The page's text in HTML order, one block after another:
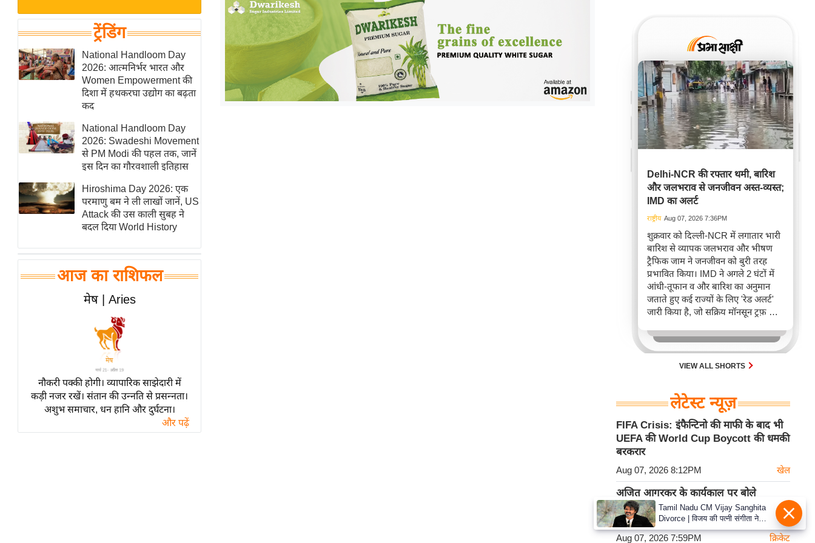
News
Hindi
Videos
खेल
क्रिकेट
IPL
2026
मिसाल बेमिसाल
शख्सियत
यंग इंडिया
साहित्य जगत
ऑटो वर्ल्ड
न्यूज ब्रीफ
बॉलीवुड
हॉलीवुड
फिल्म समीक्षा
लाइफस्टाइल
टेक्नॉलॉजी
ब्यूटी/फैशन
घरेलू नुस्खे
ट्रेंडिंग
National Handloom Day
2026: आत्मनिर्भर भारत और
Women Empowerment की
दिशा में हथकरघा उद्योग का बढ़ता
कद
National Handloom Day
2026: Swadeshi Movement
से PM Modi की पहल तक, जानें
इस दिन का गौरवशाली इतिहास
Hiroshima Day 2026: एक
परमाणु बम ने ली लाखों जानें, US
Attack की उस काली सुबह ने
बदल दिया World History
आज का राशिफल
मेष | Aries
नौकरी पक्की होगी। व्यापारिक साझेदारी में
कड़ी नजर रखें। संतान की उन्नति से प्रसन्नता।
अशुभ समाचार, धन हानि और दुर्घटना।
और पढ़ें
Delhi-NCR की रफ्तार थमी, बारिश
और जलभराव से जनजीवन अस्त-व्यस्त;
IMD का अलर्ट
राष्ट्रीय Aug 07, 2026 7:36PM
शुक्रवार को दिल्ली-NCR में लगातार भारी
बारिश से व्यापक जलभराव और भीषण
ट्रैफिक जाम ने जनजीवन को बुरी तरह
प्रभावित किया। IMD ने अगले 2 घंटों में
आंधी-तूफान व और बारिश का अनुमान
जताते हुए कई राज्यों के लिए 'रेड अलर्ट'
जारी किया है, जो सक्रिय मॉनसून ट्रफ़ और
जिससे यातायात बाधित होने के साथ-साथ
सफदरजंग अस्पताल में भी जलभराव की
स्थिति बनी।VIEW ALL SHORTS
लेटेस्ट न्यूज़
FIFA Crisis: इंफैन्टिनो की माफी के बाद भी
UEFA की World Cup Boycott की धमकी
बरकरार
Aug 07, 2026 8:12PM खेल
अजित आगरकर के कार्यकाल पर बोले
Wasim Jaffer, नतीजों के दम पर Chief
Selector को बताया पूरी तरह सफल
Aug 07, 2026 7:59PM क्रिकेट
Tamil Nadu CM Vijay Sanghita
Divorce | विजय की पत्नी संगीता ने
वापस ली तलाक की अर्जी, कोर्ट ने मामले
को किया निपटाया